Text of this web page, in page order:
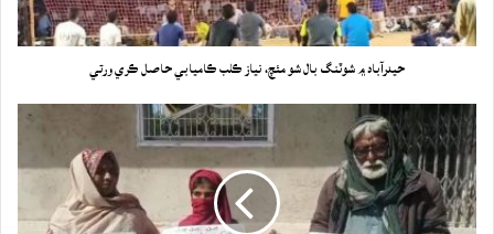
حيدرآباد ۾ شوٽنگ بال شو مئچ، نياز ڪلب ڪاميابي حاصل ڪري ورتي